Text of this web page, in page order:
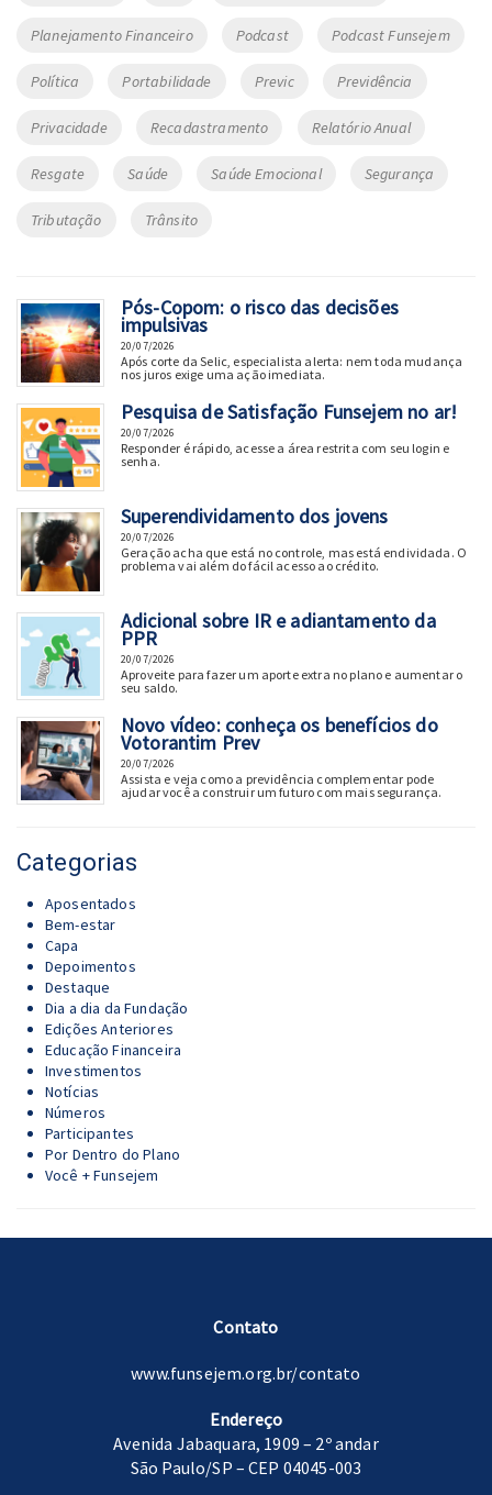
Planejamento Financeiro Podcast Podcast Funsejem
Política Portabilidade Previc Previdência
Privacidade Recadastramento Relatório Anual
Resgate Saúde Saúde Emocional Segurança
Tributação Trânsito
Pós-Copom: o risco das decisões
impulsivas
20/07/2026
Após corte da Selic, especialista alerta: nem toda mudança
nos juros exige uma ação imediata.
Pesquisa de Satisfação Funsejem no ar!
20/07/2026
Responder é rápido, acesse a área restrita com seu login e
senha.
Superendividamento dos jovens
20/07/2026
Geração acha que está no controle, mas está endividada. O
problema vai além do fácil acesso ao crédito.
Adicional sobre IR e adiantamento da
PPR
20/07/2026
Aproveite para fazer um aporte extra no plano e aumentar o
seu saldo.
Novo vídeo: conheça os benefícios do
Votorantim Prev
20/07/2026
Assista e veja como a previdência complementar pode
ajudar você a construir um futuro com mais segurança.
Categorias
Aposentados
Bem-estar
Capa
Depoimentos
Destaque
Dia a dia da Fundação
Edições Anteriores
Educação Financeira
Investimentos
Notícias
Números
Participantes
Por Dentro do Plano
Você + Funsejem
Contato
www.funsejem.org.br/contato
Endereço
Avenida Jabaquara, 1909 – 2º andar
São Paulo/SP – CEP 04045-003